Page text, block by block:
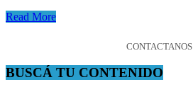
Read More
CONTACTANOS
BUSCÁ TU CONTENIDO